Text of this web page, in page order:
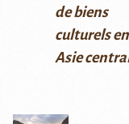
de biens
culturels en
Asie